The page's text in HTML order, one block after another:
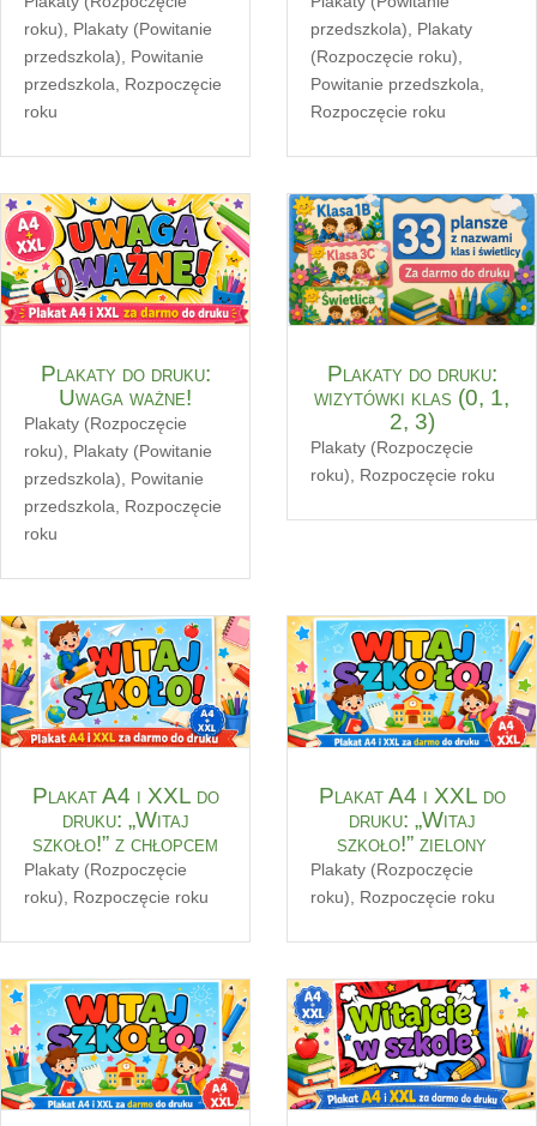
roku), Plakaty (Powitanie
przedszkola), Powitanie
przedszkola, Rozpoczęcie
roku
przedszkola), Plakaty
(Rozpoczęcie roku),
Powitanie przedszkola,
Rozpoczęcie roku
Plakaty do druku:
Uwaga ważne!
Plakaty (Rozpoczęcie
roku)
Plakaty (Powitanie
przedszkola)
Powitanie
przedszkola
Rozpoczęcie
roku
Plakaty do druku:
wizytówki klas (0, 1,
2, 3)
Plakaty (Rozpoczęcie
roku)
Rozpoczęcie roku
Plakat A4 i XXL do
druku: „Witaj
szkoło!” z chłopcem
Plakaty (Rozpoczęcie
roku)
Rozpoczęcie roku
Plakat A4 i XXL do
druku: „Witaj
szkoło!” zielony
Plakaty (Rozpoczęcie
roku)
Rozpoczęcie roku